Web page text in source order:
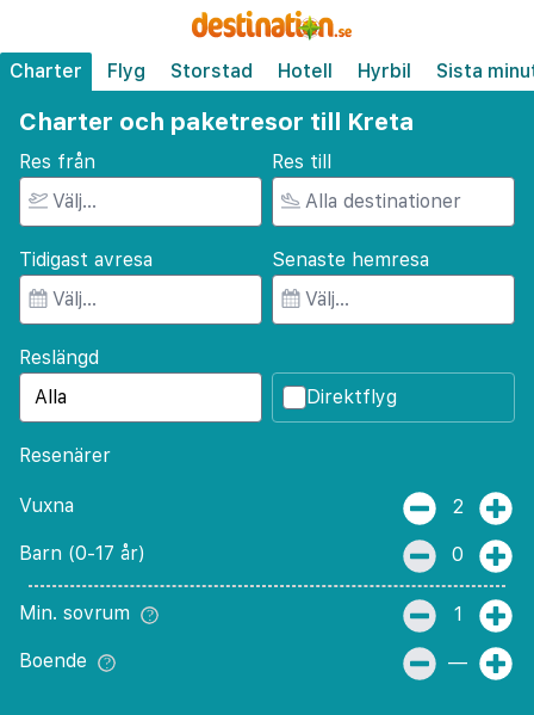
Charter Flyg Storstad Hotell Hyrbil Sista
Charter och paketresor till Kreta
Res från Res till
Tidigast avresa Senaste hemresa
Reslängd
Direktflyg
Resenärer
Vuxna 2
Barn (0-17 år) 0
Min. sovrum 1
Boende —